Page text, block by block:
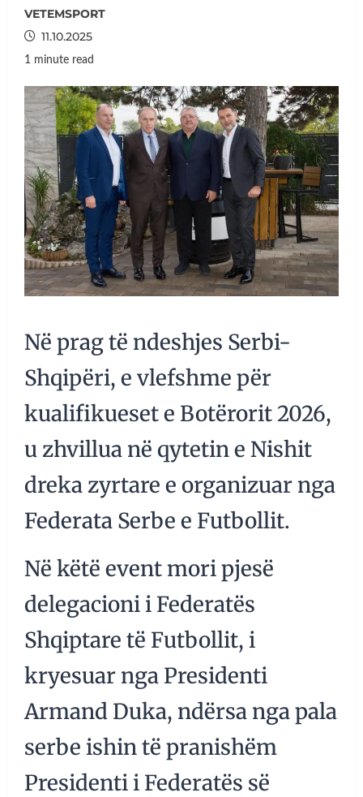
VETEMSPORT
11.10.2025
1 minute read
Në prag të ndeshjes Serbi-
Shqipëri, e vlefshme për
kualifikueset e Botërorit 2026,
u zhvillua në qytetin e Nishit
dreka zyrtare e organizuar nga
Federata Serbe e Futbollit.
Në këtë event mori pjesë
delegacioni i Federatës
Shqiptare të Futbollit, i
kryesuar nga Presidenti
Armand Duka, ndërsa nga pala
serbe ishin të pranishëm
Presidenti i Federatës së